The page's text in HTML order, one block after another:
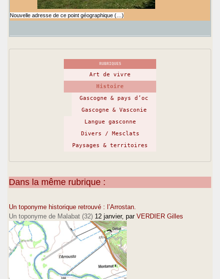
Nouvelle adresse de ce point géographique (…)
RUBRIQUES
Art de vivre
Histoire
Gascogne & pays d’oc
Gascogne & Vasconie
Langue gasconne
Divers / Mesclats
Paysages & territoires
Dans la même rubrique :
Un toponyme historique retrouvé : l’Arrostan.
Un toponyme de Malabat (32) 12 janvier, par VERDIER Gilles